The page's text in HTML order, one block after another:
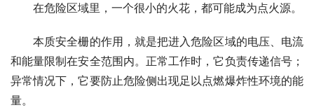
在危险区域里，一个很小的火花，都可能成为点火源。
本质安全栅的作用，就是把进入危险区域的电压、电流
和能量限制在安全范围内。正常工作时，它负责传递信号；
异常情况下，它要防止危险侧出现足以点燃爆炸性环境的能
量。